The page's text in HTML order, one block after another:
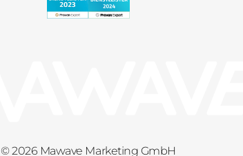
© 2026 Mawave Marketing GmbH